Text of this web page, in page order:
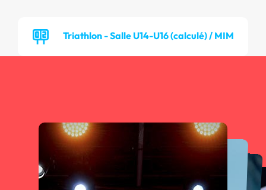
Triathlon - Salle U14-U16 (calculé) / MIM